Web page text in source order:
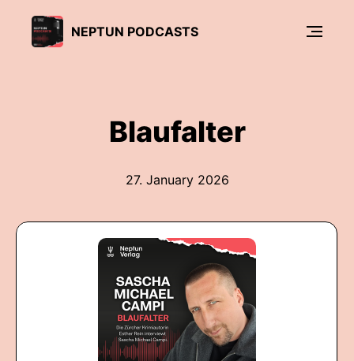
NEPTUN PODCASTS
Blaufalter
27. January 2026